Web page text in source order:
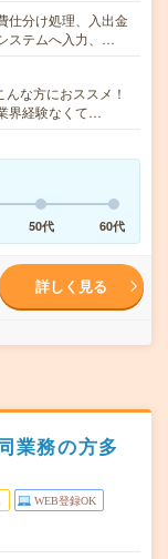
仕分け処理、入出金
ステムへ入力、…
な方におススメ！
界経験なくて…
50代 60代
詳しく見る
業務の方多
WEB登録OK